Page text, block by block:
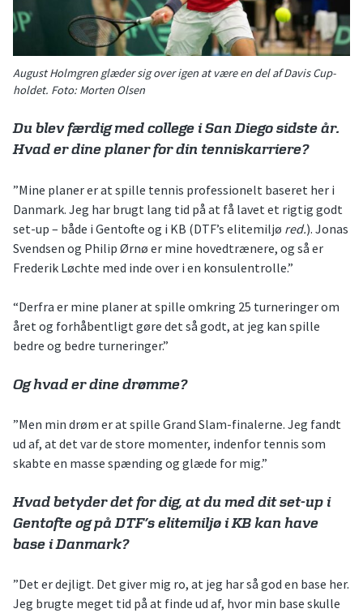
August Holmgren glæder sig over igen at være en del af Davis Cup-
holdet. Foto: Morten Olsen
Du blev færdig med college i San Diego sidste år.
Hvad er dine planer for din tenniskarriere?
”Mine planer er at spille tennis professionelt baseret her i
Danmark. Jeg har brugt lang tid på at få lavet et rigtig godt
set-up – både i Gentofte og i KB (DTF’s elitemiljø red.). Jonas
Svendsen og Philip Ørnø er mine hovedtrænere, og så er
Frederik Løchte med inde over i en konsulentrolle.”
“Derfra er mine planer at spille omkring 25 turneringer om
året og forhåbentligt gøre det så godt, at jeg kan spille
bedre og bedre turneringer.”
Og hvad er dine drømme?
”Men min drøm er at spille Grand Slam-finalerne. Jeg fandt
ud af, at det var de store momenter, indenfor tennis som
skabte en masse spænding og glæde for mig.”
Hvad betyder det for dig, at du med dit set-up i
Gentofte og på DTF’s elitemiljø i KB kan have
base i Danmark?
”Det er dejligt. Det giver mig ro, at jeg har så god en base her.
Jeg brugte meget tid på at finde ud af, hvor min base skulle